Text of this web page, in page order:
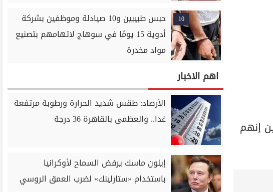
إنهم
10
حبس طبيبين و10 صيادلة وموظفين بشركة
أدوية 15 يومًا في سوهاج لاتهامهم بتصنيع
مواد مخدرة
اهم الاخبار
الأرصاد: طقس شديد الحرارة ورطوبة مرتفعة
غدا.. والعظمى بالقاهرة 36 درجة
إيلون ماسك يرفض السماح لأوكرانيا
باستخدام «ستارلينك» لضرب العمق الروسي